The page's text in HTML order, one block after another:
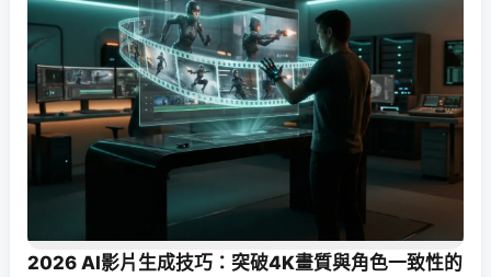
2026 AI影片生成技巧：突破4K畫質與角色一致性的